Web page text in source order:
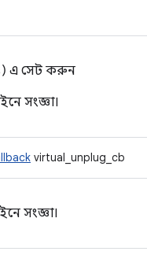
এ সেট করুন
সংজ্ঞা।
virtual_unplug_cb
সংজ্ঞা।